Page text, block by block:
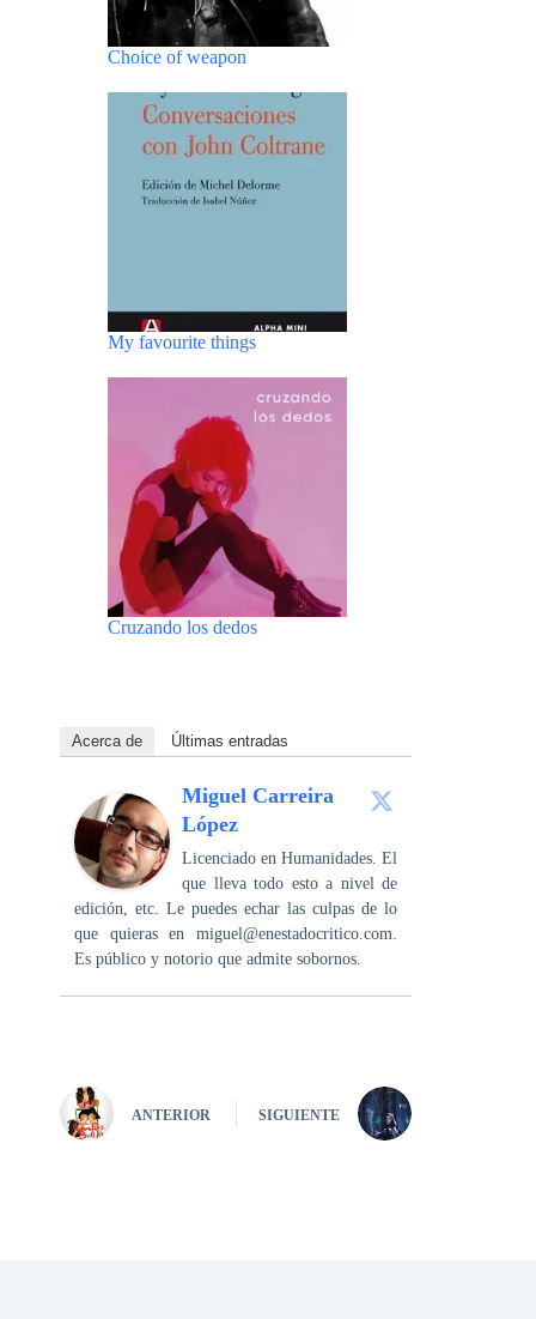
Choice of weapon
My favourite things
Cruzando los dedos
Acerca de Últimas entradas
Miguel Carreira
López
Licenciado en Humanidades. El
que lleva todo esto a nivel de
edición, etc. Le puedes echar las culpas de lo
que quieras en miguel@enestadocritico.com.
Es público y notorio que admite sobornos.
ANTERIOR SIGUIENTE